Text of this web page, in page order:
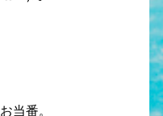
当番。